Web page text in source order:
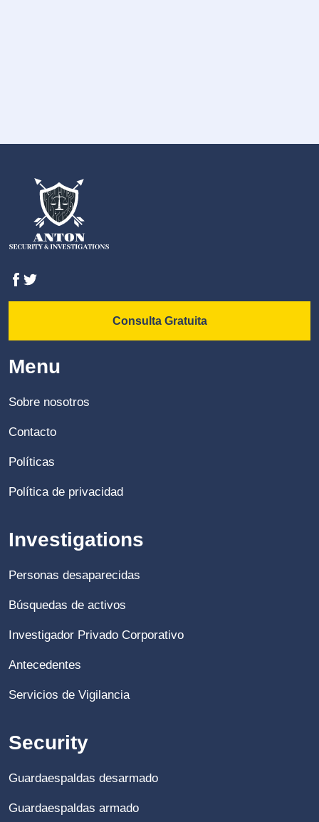
Consulta Gratuita
Menu
Sobre nosotros
Contacto
Políticas
Política de privacidad
Investigations
Personas desaparecidas
Búsquedas de activos
Investigador Privado Corporativo
Antecedentes
Servicios de Vigilancia
Security
Guardaespaldas desarmado
Guardaespaldas armado